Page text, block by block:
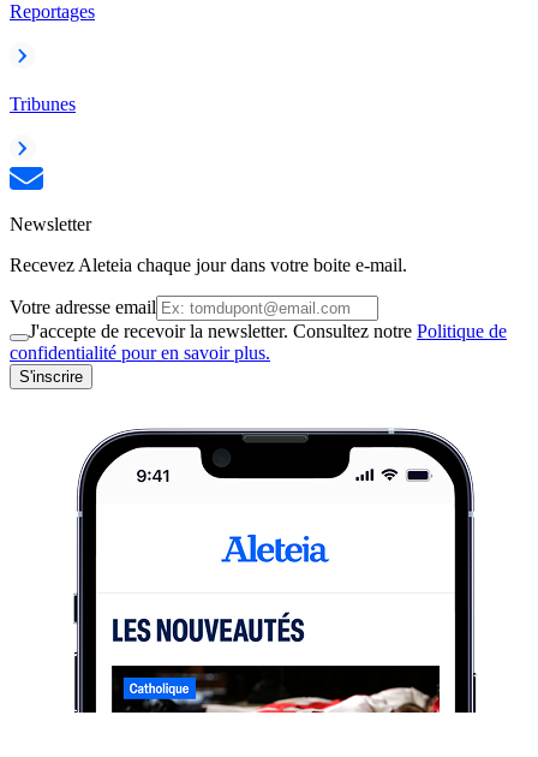
Reportages
Tribunes
Newsletter
Recevez Aleteia chaque jour dans votre boite e-mail.
Votre adresse email
J'accepte de recevoir la newsletter. Consultez notre Politique de
confidentialité pour en savoir plus.
S'inscrire